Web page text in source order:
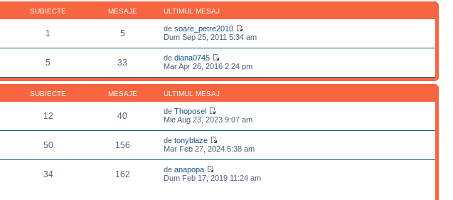
SUBIECTE MESAJE ULTIMUL MESAJ
1 5 desoare_petre2010
Dum Sep 25, 2011 5:34 am
5 33 dediana0745
Mar Apr 26, 2016 2:24 pm
SUBIECTE MESAJE ULTIMUL MESAJ
12 40 deThoposel
Mie Aug 23, 2023 9:07 am
50 156 detonyblaze
Mar Feb 27, 2024 5:38 am
34 162 deanapopa
Dum Feb 17, 2019 11:24 am